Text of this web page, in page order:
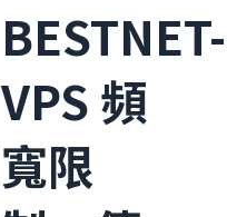
BESTNET-
VPS 頻
寬限